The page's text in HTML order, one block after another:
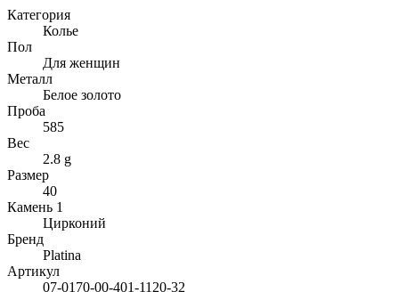
Категория
Колье
Пол
Для женщин
Металл
Белое золото
Проба
585
Вес
2.8 g
Размер
40
Камень 1
Цирконий
Бренд
Platina
Артикул
07-0170-00-401-1120-32